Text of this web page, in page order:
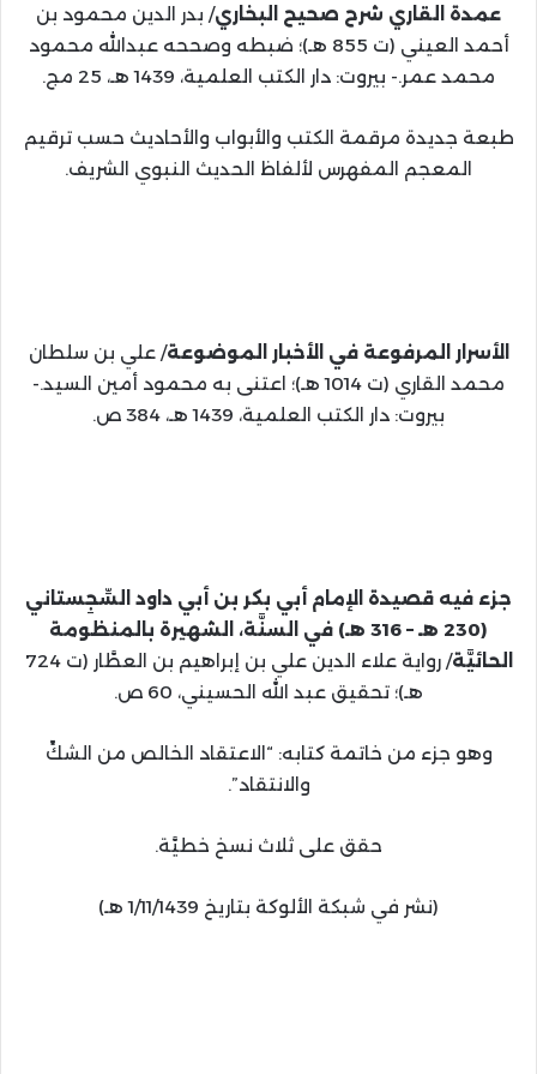
عمدة القاري شرح صحيح البخاري/ بدر الدين محمود بن
أحمد العيني (ت 855 هـ)؛ ضبطه وصححه عبدالله محمود
محمد عمر.- بيروت: دار الكتب العلمية، 1439 هـ، 25 مج.
طبعة جديدة مرقمة الكتب والأبواب والأحاديث حسب ترقيم
المعجم المفهرس لألفاظ الحديث النبوي الشريف.
الأسرار المرفوعة في الأخبار الموضوعة/ علي بن سلطان
محمد القاري (ت 1014 هـ)؛ اعتنى به محمود أمين السيد.-
بيروت: دار الكتب العلمية، 1439 هـ، 384 ص.
جزء فيه قصيدة الإمام أبي بكر بن أبي داود السِّجِستاني
(230 هـ – 316 هـ) في السنَّة، الشهيرة بالمنظومة
الحائيَّة
/ رواية علاء الدين علي بن إبراهيم بن العطَّار (ت 724
هـ)؛ تحقيق عبد الله الحسيني، 60 ص.
وهو جزء من خاتمة كتابه: “الاعتقاد الخالص من الشكِّ
والانتقاد”.
حقق على ثلاث نسخ خطيَّة.
(نشر في شبكة الألوكة بتاريخ 1/11/1439 هـ)